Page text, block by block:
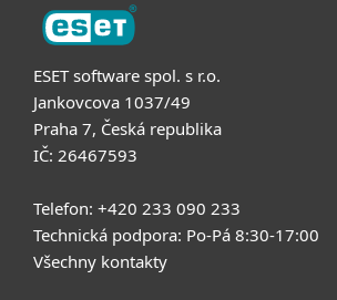
ESET software spol. s r.o.
Jankovcova 1037/49
Praha 7, Česká republika
IČ: 26467593
Telefon: +420 233 090 233
Technická podpora: Po-Pá 8:30-17:00
Všechny kontakty